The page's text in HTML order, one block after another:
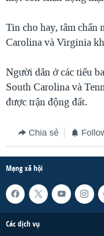
Tin cho hay, tâm chấn
Carolina và Virginia
Người dân ở các tiểu
South Carolina và
được trận động đất.
Chia sẻ
Mạng xã hội
Các dịch vụ